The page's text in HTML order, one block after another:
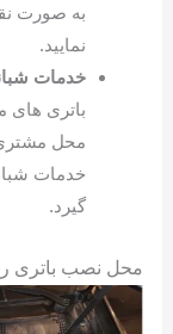
به صورت
نمایید.
خدمات
باتری های
محل مشتری
خدمات
گیرد.
محل نصب باتری